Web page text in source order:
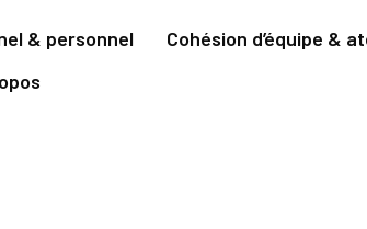
& personnel
Cohésion d’équipe &